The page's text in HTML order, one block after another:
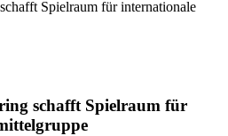
schafft Spielraum für